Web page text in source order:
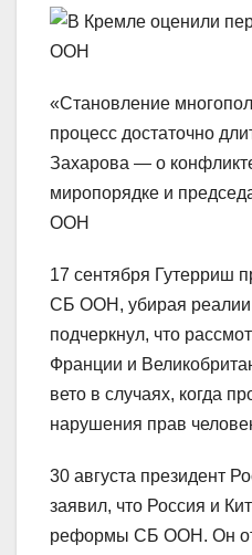
«Становление
процесс достаточно
Захарова — о
миропорядке и
ООН
17 сентября Гутерриш
СБ ООН, убирая реалии
подчеркнул, что
Франции и
вето в случаях, когда
нарушения прав
30 августа президент
заявил, что Россия и
реформы СБ ООН. Он